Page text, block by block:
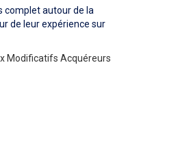
complet autour de la
de leur expérience sur
Modificatifs Acquéreurs